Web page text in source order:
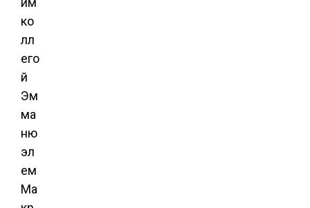
ко
лл
его
й
Эм
ма
ню
эл
ем
Ма